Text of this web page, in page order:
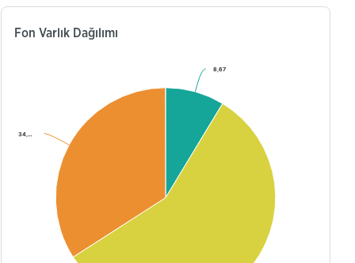
Fon Varlık Dağılımı
8,67
8,67
34,…
34,…